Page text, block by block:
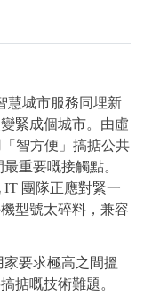
慧城市服務同埋新
緊成個城市。由虛
智方便」搞掂公共
重要嘅接觸點。
團隊正應對緊一
型號太碎料，兼容
要求極高之間搵
掂嘅技術難題。